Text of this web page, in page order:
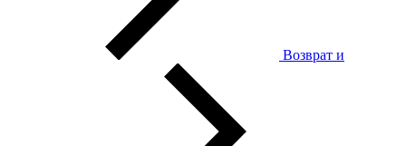
Возврат и